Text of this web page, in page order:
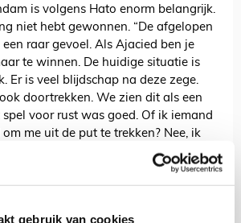
gebruik van cookies
is volgens Hato enorm belangrijk.
niet hebt gewonnen. “De afgelopen
raar gevoel. Als Ajacied ben je
te winnen. De huidige situatie is
Er is veel blijdschap na deze zege.
doortrekken. We zien dit als een
voor rust was goed. Of ik iemand
me uit de put te trekken? Nee, ik
en houd mijn hoofd koel.”